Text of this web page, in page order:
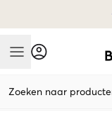
Mobile Menu
Zoeken naar